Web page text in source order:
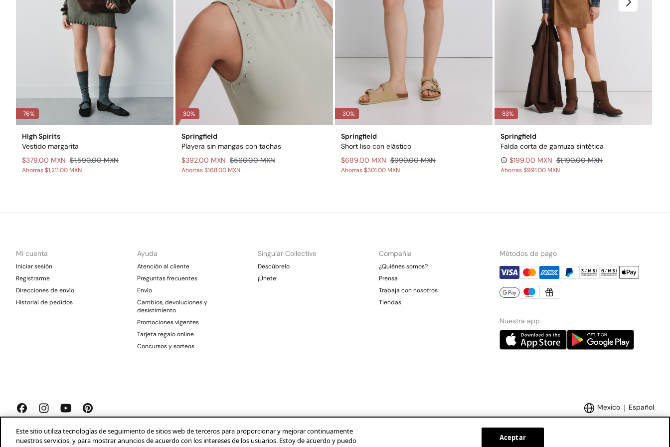
-76%
High Spirits
Vestido margarita
$379.00 MXN $1,590.00 MXN
Ahorras$1,211.00 MXN
-30%
Springfield
Playera sin mangas con tachas
$392.00 MXN $560.00 MXN
Ahorras$168.00 MXN
-30%
Springfield
Short liso con elástico
$689.00 MXN $990.00 MXN
Ahorras$301.00 MXN
-83%
Springfield
Falda corta de gamuza sintética
$199.00 MXN $1,190.00 MXN
Ahorras$991.00 MXN
Mi cuenta
Iniciar sesión
Registrarme
Direcciones de envío
Historial de pedidos
Ayuda
Atención al cliente
Preguntas frecuentes
Envío
Cambios, devoluciones y
desistimiento
Promociones vigentes
Tarjeta regalo online
Concursos y sorteos
Singular Collective
Descúbrelo
¡Únete!
Compañia
¿Quiénes somos?
Prensa
Trabaja con nosotros
Tiendas
Métodos de pago
Nuestra app
Mexico Español
Springfield 2026© Aviso legal Condiciones generales Privacidad Profeco Condusef Marcas Tendam:
Este sitio utiliza tecnologías de seguimiento de sitios web de terceros para proporcionar y mejorar continuamente
nuestros servicios, y para mostrar anuncios de acuerdo con los intereses de los usuarios. Estoy de acuerdo y puedo
Aceptar